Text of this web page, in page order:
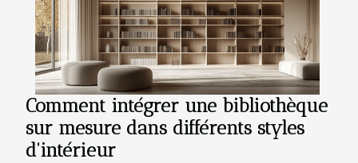
Comment intégrer une bibliothèque
sur mesure dans différents styles
d'intérieur